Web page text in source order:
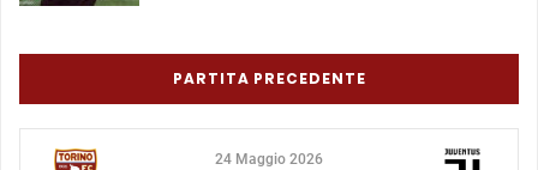
PARTITA PRECEDENTE
24 Maggio 2026